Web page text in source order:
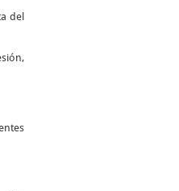
del